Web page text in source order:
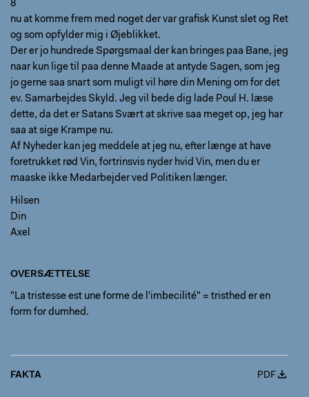
8
nu at komme frem med noget der var grafisk Kunst slet og Ret
og som opfylder mig i Øjeblikket.
Der er jo hundrede Spørgsmaal der kan bringes paa Bane, jeg
naar kun lige til paa denne Maade at antyde Sagen, som jeg
jo gerne saa snart som muligt vil høre din Mening om for det
ev. Samarbejdes Skyld. Jeg vil bede dig lade Poul H. læse
dette, da det er Satans Svært at skrive saa meget op, jeg har
saa at sige Krampe nu.
Af Nyheder kan jeg meddele at jeg nu, efter længe at have
foretrukket rød Vin, fortrinsvis nyder hvid Vin, men du er
maaske ikke Medarbejder ved Politiken længer.
Hilsen
Din
Axel
OVERSÆTTELSE
"La tristesse est une forme de l'imbecilité" = tristhed er en
form for dumhed.
FAKTA PDF